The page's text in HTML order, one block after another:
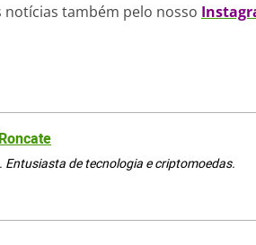
notícias também pelo nosso
Entusiasta de tecnologia e criptomoedas.